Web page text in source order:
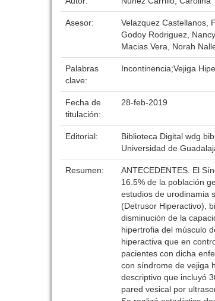
Asesor:
Velazquez Castellanos,
Godoy Rodriguez, Nancy
Macias Vera, Norah
Palabras
clave:
Incontinencia;Vejiga
Fecha de
titulación:
28-feb-2019
Editorial:
Biblioteca Digital
Universidad de
Resumen:
ANTECEDENTES. El
16.5% de la población
estudios de urodinamia
(Detrusor Hiperactivo),
disminución de la
hipertrofia del músculo
hiperactiva que en
pacientes con dicha
con síndrome de vejiga
descriptivo que incluyó
pared vesical por